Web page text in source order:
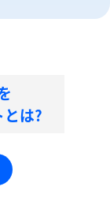
は?